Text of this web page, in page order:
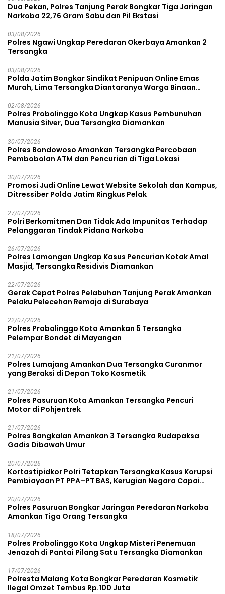
Dua Pekan, Polres Tanjung Perak Bongkar Tiga Jaringan
Narkoba 22,76 Gram Sabu dan Pil Ekstasi
03/08/2026
Polres Ngawi Ungkap Peredaran Okerbaya Amankan 2
Tersangka
03/08/2026
Polda Jatim Bongkar Sindikat Penipuan Online Emas
Murah, Lima Tersangka Diantaranya Warga Binaan
02/08/2026
Polres Probolinggo Kota Ungkap Kasus Pembunuhan
Manusia Silver, Dua Tersangka Diamankan
30/07/2026
Polres Bondowoso Amankan Tersangka Percobaan
Pembobolan ATM dan Pencurian di Tiga Lokasi
30/07/2026
Promosi Judi Online Lewat Website Sekolah dan Kampus,
Ditressiber Polda Jatim Ringkus Pelak
27/07/2026
Polri Berkomitmen Dan Tidak Ada Impunitas Terhadap
Pelanggaran Tindak Pidana Narkoba
26/07/2026
Polres Lamongan Ungkap Kasus Pencurian Kotak Amal
Masjid, Tersangka Residivis Diamankan
22/07/2026
Gerak Cepat Polres Pelabuhan Tanjung Perak Amankan
Pelaku Pelecehan Remaja di Surabaya
22/07/2026
Polres Probolinggo Kota Amankan 5 Tersangka
Pelempar Bondet di Mayangan
21/07/2026
Polres Lumajang Amankan Dua Tersangka Curanmor
yang Beraksi di Depan Toko Kosmetik
21/07/2026
Polres Pasuruan Kota Amankan Tersangka Pencuri
Motor di Pohjentrek
21/07/2026
Polres Bangkalan Amankan 3 Tersangka Rudapaksa
Gadis Dibawah Umur
20/07/2026
Kortastipidkor Polri Tetapkan Tersangka Kasus Korupsi
Pembiayaan PT PPA–PT BAS, Kerugian Negara Capai
20/07/2026
Polres Pasuruan Bongkar Jaringan Peredaran Narkoba
Amankan Tiga Orang Tersangka
18/07/2026
Polres Probolinggo Kota Ungkap Misteri Penemuan
Jenazah di Pantai Pilang Satu Tersangka Diamankan
17/07/2026
Polresta Malang Kota Bongkar Peredaran Kosmetik
Ilegal Omzet Tembus Rp.100 Juta